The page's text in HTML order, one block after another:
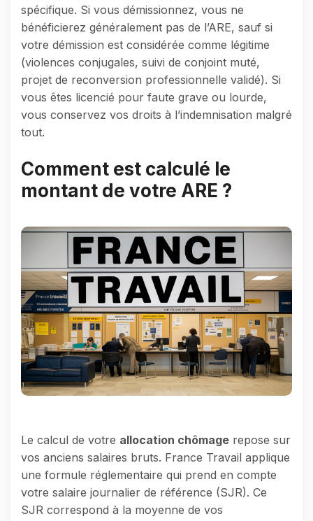
spécifique. Si vous démissionnez, vous ne
bénéficierez généralement pas de l’ARE, sauf si
votre démission est considérée comme légitime
(violences conjugales, suivi de conjoint muté,
projet de reconversion professionnelle validé). Si
vous êtes licencié pour faute grave ou lourde,
vous conservez vos droits à l’indemnisation malgré
tout.
Comment est calculé le
montant de votre ARE ?
Le calcul de votre allocation chômage repose sur
vos anciens salaires bruts. France Travail applique
une formule réglementaire qui prend en compte
votre salaire journalier de référence (SJR). Ce
SJR correspond à la moyenne de vos